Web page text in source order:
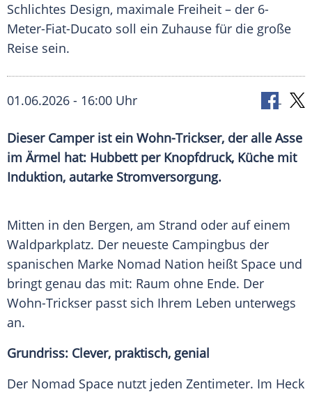
Schlichtes Design, maximale Freiheit – der 6-
Meter-Fiat-Ducato soll ein Zuhause für die große
Reise sein.
01.06.2026 - 16:00 Uhr
Dieser Camper ist ein Wohn-Trickser, der alle Asse
im Ärmel hat: Hubbett per Knopfdruck, Küche mit
Induktion, autarke Stromversorgung.
Mitten in den Bergen, am Strand oder auf einem
Waldparkplatz. Der neueste Campingbus der
spanischen Marke Nomad Nation heißt Space und
bringt genau das mit: Raum ohne Ende. Der
Wohn-Trickser passt sich Ihrem Leben unterwegs
an.
Grundriss: Clever, praktisch, genial
Der Nomad Space nutzt jeden Zentimeter. Im Heck